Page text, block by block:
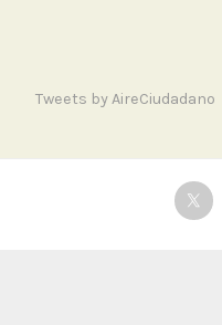
Tweets by AireCiudadano